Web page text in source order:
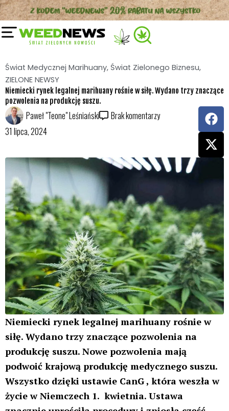
już nie tylko na niemiecki rynek ale także na
komercyjne rynki rekreacyjne.
uprawę w Niemczech, co z kolei wpłynie na
konkurencyjny rynek upraw krajowych i potencjalnie na
nowego międzynarodowego konkurenta eksportowego.”
-powiedział starszy analityk Prohibition Partners,
Alex Khourdaji, w rozmowie z portalem
Business of
Cannabis
Wszystko to sprawi zapewne, iż Niemcy staną się
wkrótce Europejskim potentatem produkcji
marihuany medycznej oraz rekreacyjnej.
Gdy inne kraje Europy nie maja jeszcze nawet w
planach takiej produkcji, inne zaczynają dopiero
tworzyć przepisy to umożliwiające – Niemcy już
mają potrzebną infrastrukturę produkcyjną, której
bardzo szybo przybywa. Mają też ułatwiające
produkcję przepisy, dzięki którym wkrótce zapewne
posypią się licencje produkcyjne.
Niemiecki rynek legalnej marihuany rośnie w siłę –
zniesienie limitów produkcyjnych
Tilray, Aurora i niemiecki Demecan – te trzy firmy